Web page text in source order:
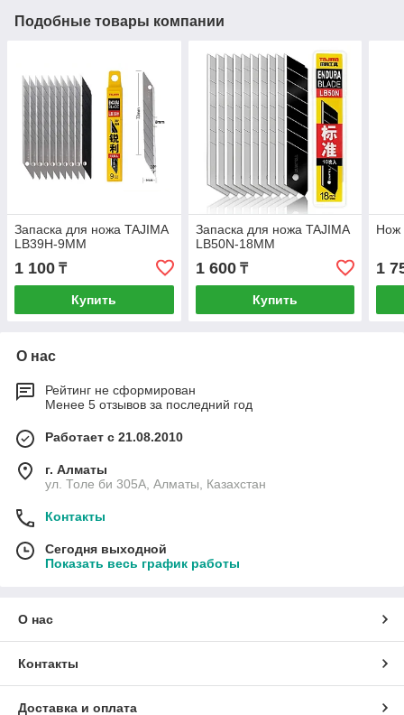
Подобные товары компании
Запаска для ножа TAJIMA
LB39H-9MM
1 100 ₸
Купить
Запаска для ножа TAJIMA
LB50N-18MM
1 600₸
Купить
Нож
1
О нас
Рейтинг не сформирован
Менее 5 отзывов за последний год
Работает с 21.08.2010
г. Алматы
ул. Толе би 305А, Алматы, Казахстан
Контакты
Сегодня выходной
Показать весь график работы
О нас
Контакты
Доставка и оплата